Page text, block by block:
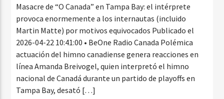
Masacre de “O Canada” en Tampa Bay: el intérprete
provoca enormemente a los internautas (incluido
Martin Matte) por motivos equivocados Publicado el
2026-04-22 10:41:00 • BeOne Radio Canada Polémica
actuación del himno canadiense genera reacciones en
línea Amanda Breivogel, quien interpretó el himno
nacional de Canadá durante un partido de playoffs en
Tampa Bay, desató […]